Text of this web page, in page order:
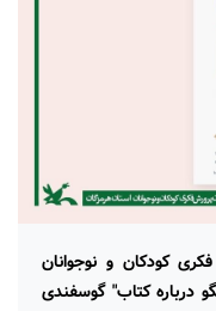
کودکان و نوجوانان
درباره کتاب" گوسفندی